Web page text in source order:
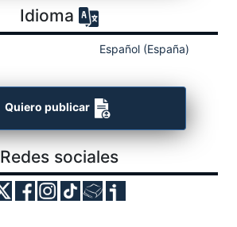
Idioma
Español (España)
Quiero publicar
Redes sociales